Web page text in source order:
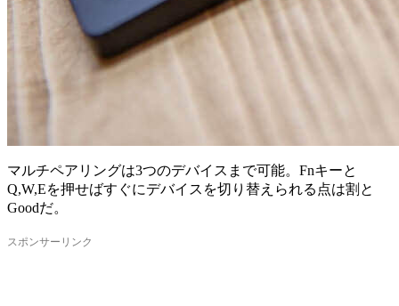
マルチペアリングは3つのデバイスまで可能。Fnキーと
Q,W,Eを押せばすぐにデバイスを切り替えられる点は割と
Goodだ。